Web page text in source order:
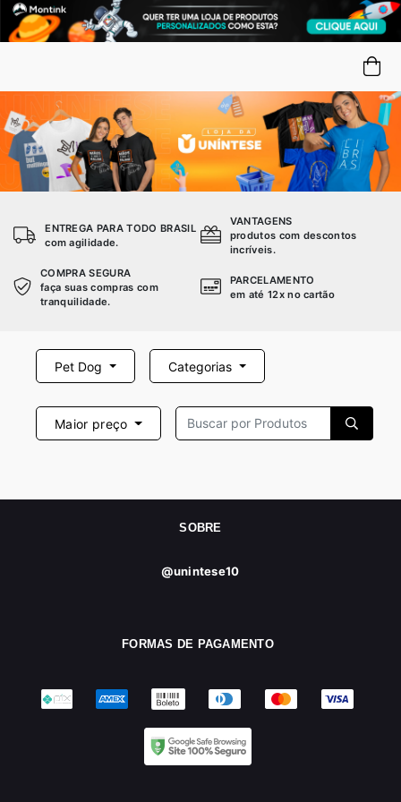
ENTREGA PARA TODO BRASIL
com agilidade.
VANTAGENS
produtos com descontos
incríveis.
COMPRA SEGURA
faça suas compras com
tranquilidade.
PARCELAMENTO
em até 12x no cartão
Pet Dog Categorias
Maior preço
SOBRE
@unintese10
FORMAS DE PAGAMENTO